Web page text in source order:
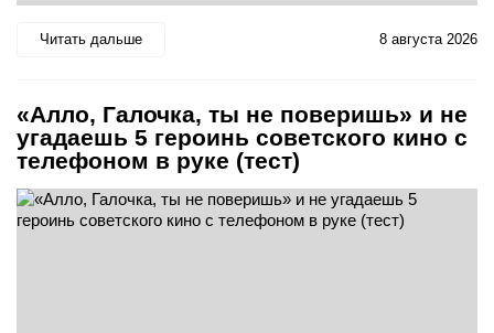
Читать дальше 8 августа 2026
«Алло, Галочка, ты не поверишь» и не
угадаешь 5 героинь советского кино с
телефоном в руке (тест)